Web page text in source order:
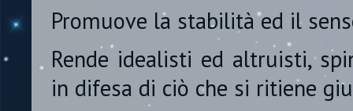
Promuove la stabilità ed il
Rende idealisti ed altruisti,
in difesa di ciò che si ritiene